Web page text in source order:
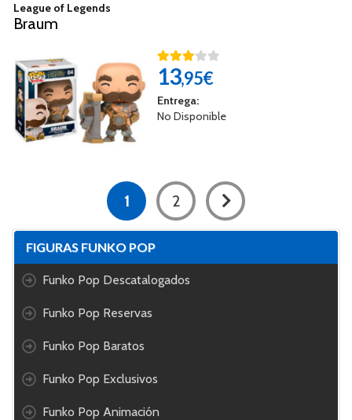
League of Legends
Braum
13,95€
Entrega:
No Disponible
1 2
FIGURAS FUNKO POP
Funko Pop Descatalogados
Funko Pop Reservas
Funko Pop Baratos
Funko Pop Exclusivos
Funko Pop Animación